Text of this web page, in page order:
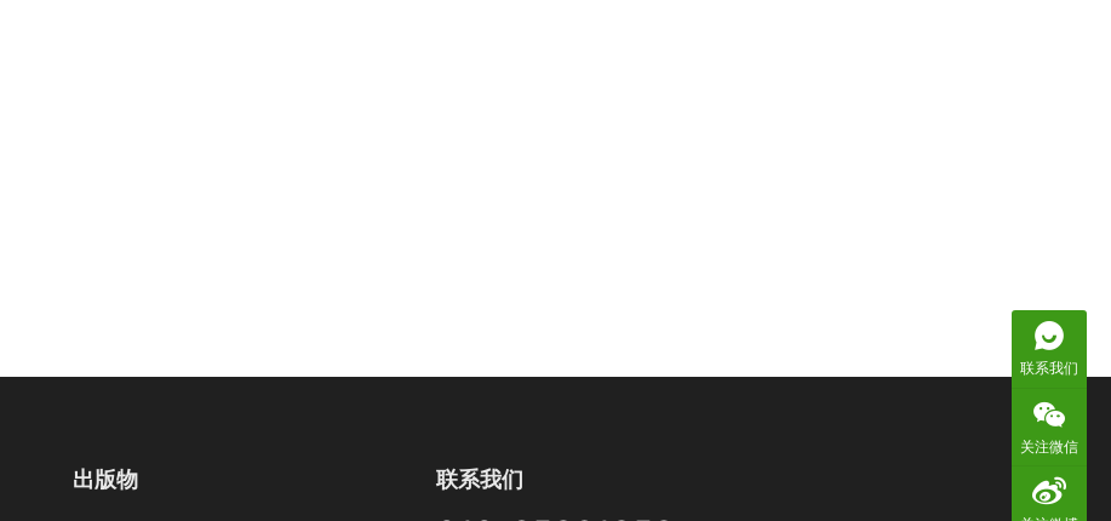
出版物 联系我们
联系我们
关注微信